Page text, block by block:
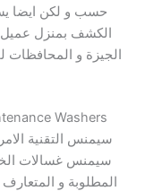
حسب و لكن ايضا
الكشف بمنزل عميل
الجيزة و المحافظات
سيمنس التقنية
سيمنس غسالات
المطلوبة و